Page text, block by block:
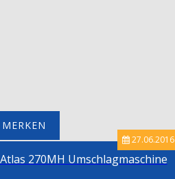
MERKEN
27.06.2016
Atlas 270MH Umschlagmaschine